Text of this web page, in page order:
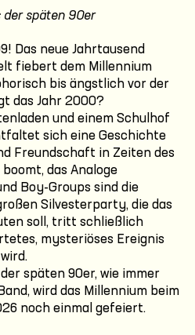
der späten 90er
Das neue Jahrtausend
fiebert dem Millennium
bis ängstlich vor der
das Jahr 2000?
und einem Schulhof
sich eine Geschichte
Freundschaft in Zeiten des
das Analoge
Boy-Groups sind die
Silvesterparty, die das
soll, tritt schließlich
mysteriöses Ereignis
späten 90er, wie immer
wird das Millennium beim
noch einmal gefeiert.